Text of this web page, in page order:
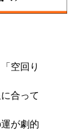
をため込ん
空回り
合って
が劇的